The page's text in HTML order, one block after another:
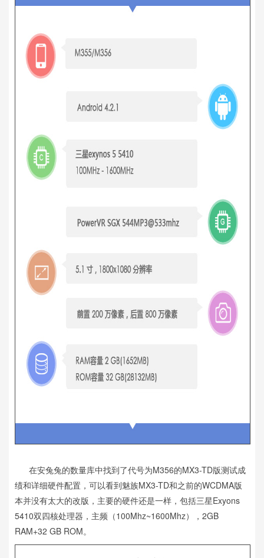
在安兔兔的数量库中找到了代号为M356的MX3-TD版测试成
绩和详细硬件配置，可以看到魅族MX3-TD和之前的WCDMA版
本并没有太大的改版，主要的硬件还是一样，包括三星Exyons
5410双四核处理器，主频（100Mhz~1600Mhz），2GB
RAM+32 GB ROM。